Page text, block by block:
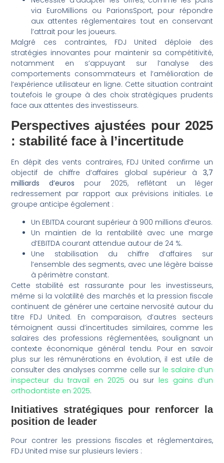
via EuroMillions ou ParionsSport, pour répondre
aux attentes réglementaires tout en conservant
l’attrait pour les joueurs.
Malgré ces contraintes, FDJ United déploie des
stratégies innovantes pour maintenir sa compétitivité,
notamment en s’appuyant sur l’analyse des
comportements consommateurs et l’amélioration de
l’expérience utilisateur en ligne. Cette situation contraint
toutefois le groupe à des choix stratégiques prudents
face aux attentes des investisseurs.
Perspectives ajustées pour 2025
: stabilité face à l’incertitude
En dépit des vents contraires, FDJ United confirme un
objectif de chiffre d’affaires global supérieur à 3,7
milliards d’euros pour 2025, reflétant un léger
redressement par rapport aux prévisions initiales. Le
groupe anticipe également :
Un EBITDA courant supérieur à 900 millions d’euros.
Un maintien de la rentabilité avec une marge
d’EBITDA courant attendue autour de 24 %.
Une stabilisation du chiffre d’affaires sur
l’ensemble des segments, avec une légère baisse
à périmètre constant.
Cette stabilité est rassurante pour les investisseurs,
même si la volatilité des marchés et la pression fiscale
continuent de générer une certaine nervosité autour du
titre FDJ United. En comparaison, d’autres secteurs
témoignent aussi d’incertitudes similaires, comme les
salaires des professions réglementées, soulignant un
contexte économique général tendu. Pour en savoir
plus sur les rémunérations en évolution, il est utile de
consulter des analyses comme celle sur le salaire d’un
inspecteur du travail en 2025 ou sur les gains d’un
orthodontiste en 2025.
Initiatives stratégiques pour renforcer la
position de leader
Pour contrer les pressions fiscales et réglementaires,
FDJ United mise sur plusieurs leviers :